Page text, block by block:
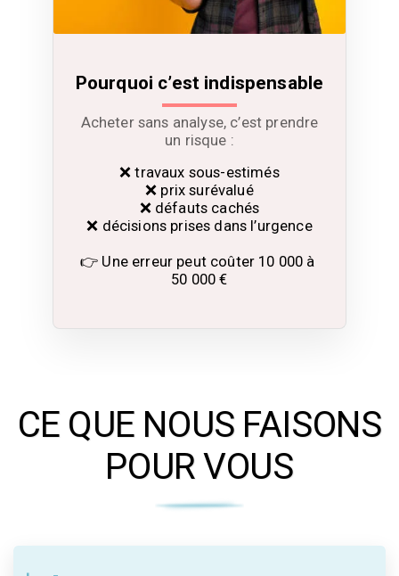
Pourquoi c’est indispensable
Acheter sans analyse, c’est prendre
un risque :
❌ travaux sous-estimés
❌ prix surévalué
❌ défauts cachés
❌ décisions prises dans l’urgence
👉 Une erreur peut coûter 10 000 à
50 000 €
CE QUE NOUS FAISONS
POUR VOUS